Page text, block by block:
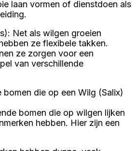
laan vormen of dienstdoen als
Net als wilgen groeien
ze flexibele takken.
ze zorgen voor een
van verschillende
bomen die op een Wilg (Salix)
bomen die op wilgen lijken
hebben. Hier zijn een